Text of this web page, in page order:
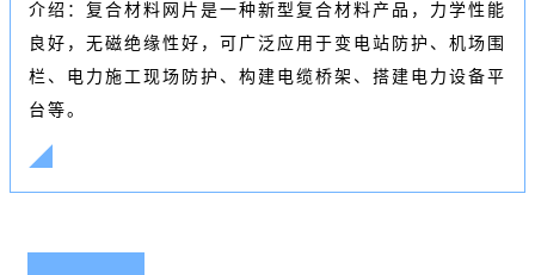
介绍：复合材料网片是一种新型复合材料产品，力学性能
良好，无磁绝缘性好，可广泛应用于变电站防护、机场围
栏、电力施工现场防护、构建电缆桥架、搭建电力设备平
台等。